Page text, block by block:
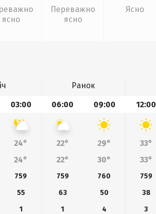
ясно
Переважно
ясно
Ясно
Ранок
03:00 06:00 09:00 12:00
24° 22° 29° 33°
24° 22° 30° 33°
759 759 760 759
55 63 50 38
1 1 4 3